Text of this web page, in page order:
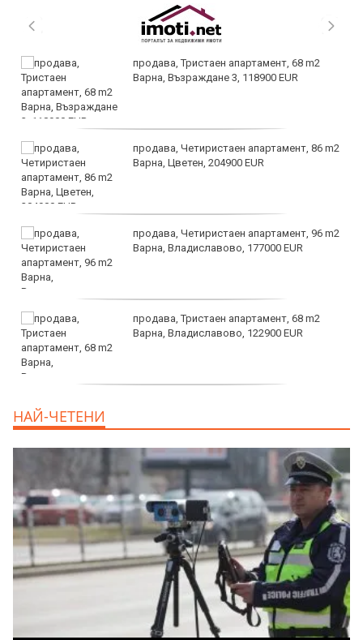
продава, Тристаен апартамент, 68 m2
Варна, Възраждане 3, 118900 EUR
продава, Четиристаен апартамент, 86 m2
Варна, Цветен, 204900 EUR
продава, Четиристаен апартамент, 96 m2
Варна, Владиславово, 177000 EUR
продава, Тристаен апартамент, 68 m2
Варна, Владиславово, 122900 EUR
НАЙ-ЧЕТЕНИ